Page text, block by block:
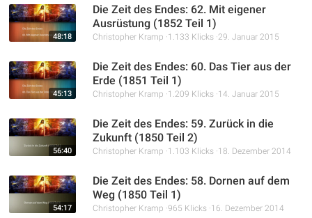
48:18
Die Zeit des Endes: 62. Mit eigener
Ausrüstung (1852 Teil 1)
Christopher Kramp 1.133 Klicks 29. Januar 2015
45:13
Die Zeit des Endes: 60. Das Tier aus der
Erde (1851 Teil 1)
Christopher Kramp 1.209 Klicks 14. Januar 2015
56:40
Die Zeit des Endes: 59. Zurück in die
Zukunft (1850 Teil 2)
Christopher Kramp 1.103 Klicks 18. Dezember 2014
54:17
Die Zeit des Endes: 58. Dornen auf dem
Weg (1850 Teil 1)
Christopher Kramp 965 Klicks 16. Dezember 2014